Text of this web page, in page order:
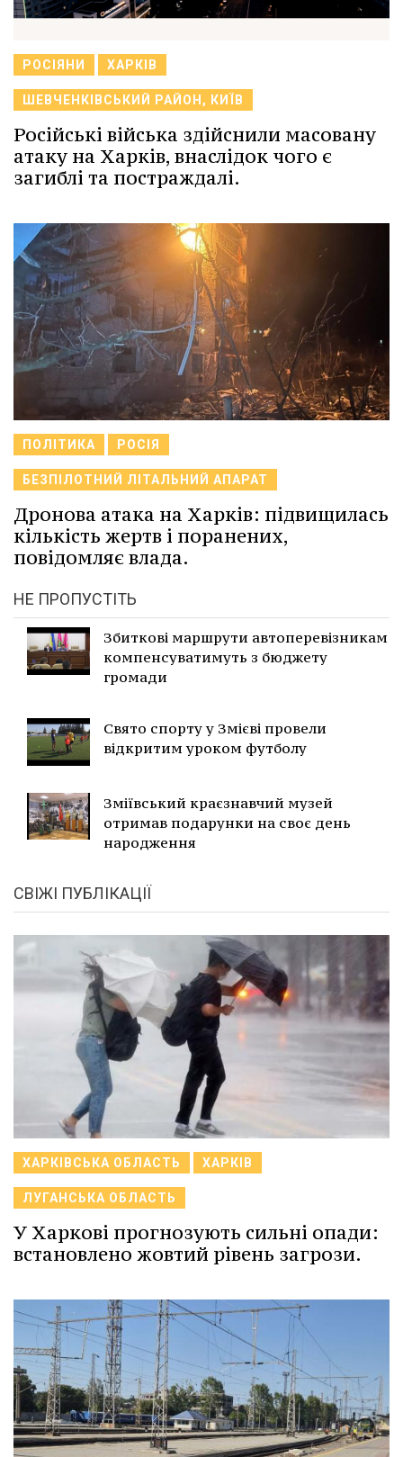
РОСІЯНИ ХАРКІВ
ШЕВЧЕНКІВСЬКИЙ РАЙОН, КИЇВ
Російські війська здійснили масовану
атаку на Харків, внаслідок чого є
загиблі та постраждалі.
ПОЛІТИКА РОСІЯ
БЕЗПІЛОТНИЙ ЛІТАЛЬНИЙ АПАРАТ
Дронова атака на Харків: підвищилась
кількість жертв і поранених,
повідомляє влада.
НЕ ПРОПУСТІТЬ
Збиткові маршрути автоперевізникам
компенсуватимуть з бюджету
громади
Свято спорту у Змієві провели
відкритим уроком футболу
Зміївський краєзнавчий музей
отримав подарунки на своє день
народження
СВІЖІ ПУБЛІКАЦІЇ
ХАРКІВСЬКА ОБЛАСТЬ ХАРКІВ
ЛУГАНСЬКА ОБЛАСТЬ
У Харкові прогнозують сильні опади:
встановлено жовтий рівень загрози.